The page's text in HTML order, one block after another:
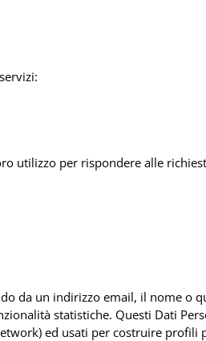
utilizzo per rispondere alle
da un indirizzo email, il nome o
statistiche. Questi Dati
ed usati per costruire profili